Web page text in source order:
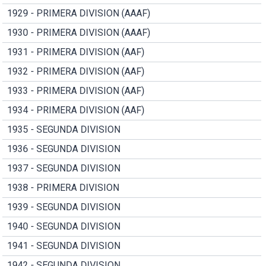
1929 - PRIMERA DIVISION (AAAF)
1930 - PRIMERA DIVISION (AAAF)
1931 - PRIMERA DIVISION (AAF)
1932 - PRIMERA DIVISION (AAF)
1933 - PRIMERA DIVISION (AAF)
1934 - PRIMERA DIVISION (AAF)
1935 - SEGUNDA DIVISION
1936 - SEGUNDA DIVISION
1937 - SEGUNDA DIVISION
1938 - PRIMERA DIVISION
1939 - SEGUNDA DIVISION
1940 - SEGUNDA DIVISION
1941 - SEGUNDA DIVISION